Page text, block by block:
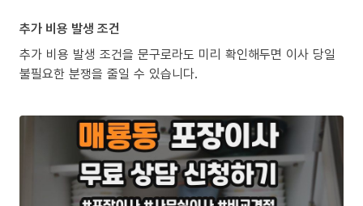
추가 비용 발생 조건
추가 비용 발생 조건을 문구로라도 미리 확인해두면 이사 당일
불필요한 분쟁을 줄일 수 있습니다.